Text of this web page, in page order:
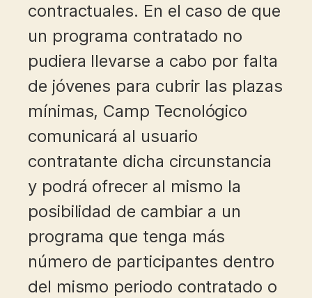
contractuales. En el caso de que
un programa contratado no
pudiera llevarse a cabo por falta
de jóvenes para cubrir las plazas
mínimas, Camp Tecnológico
comunicará al usuario
contratante dicha circunstancia
y podrá ofrecer al mismo la
posibilidad de cambiar a un
programa que tenga más
número de participantes dentro
del mismo periodo contratado o